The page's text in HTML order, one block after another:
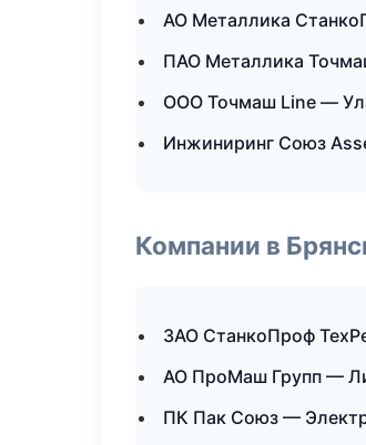
АО Металлика
ПАО Металлика
ООО Точмаш Line —
Инжиниринг Союз
Компании в
ЗАО СтанкоПроф
АО ПроМаш Групп —
ПК Пак Союз —